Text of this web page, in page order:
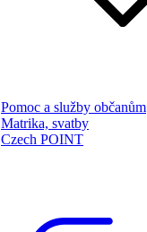
Pomoc a služby občanům
Matrika, svatby
Czech POINT